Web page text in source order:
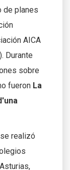
de planes
AICA
Durante
sobre
fueron La
realizó